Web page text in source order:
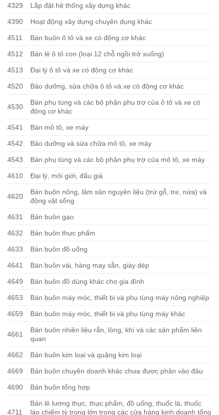
4329 Lắp đặt hệ thống xây dựng khác
4390 Hoạt động xây dựng chuyên dụng khác
4511 Bán buôn ô tô và xe có động cơ khác
4512 Bán lẻ ô tô con (loại 12 chỗ ngồi trở xuống)
4513 Đại lý ô tô và xe có động cơ khác
4520 Bảo dưỡng, sửa chữa ô tô và xe có động cơ khác
4530
Bán phụ tùng và các bộ phận phụ trợ của ô tô và xe có
động cơ khác
4541 Bán mô tô, xe máy
4542 Bảo dưỡng và sửa chữa mô tô, xe máy
4543 Bán phụ tùng và các bộ phận phụ trợ của mô tô, xe máy
4610 Đại lý, môi giới, đấu giá
4620
Bán buôn nông, lâm sản nguyên liệu (trừ gỗ, tre, nứa) và
động vật sống
4631 Bán buôn gạo
4632 Bán buôn thực phẩm
4633 Bán buôn đồ uống
4641 Bán buôn vải, hàng may sẵn, giày dép
4649 Bán buôn đồ dùng khác cho gia đình
4653 Bán buôn máy móc, thiết bị và phụ tùng máy nông nghiệp
4659 Bán buôn máy móc, thiết bị và phụ tùng máy khác
4661
Bán buôn nhiên liệu rắn, lỏng, khí và các sản phẩm liên
quan
4662 Bán buôn kim loại và quặng kim loại
4669 Bán buôn chuyên doanh khác chưa được phân vào đâu
4690 Bán buôn tổng hợp
4711
Bán lẻ lương thực, thực phẩm, đồ uống, thuốc lá, thuốc
lào chiếm tỷ trọng lớn trong các cửa hàng kinh doanh tổng